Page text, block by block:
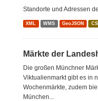
Standorte und Adressen
XML WMS GeoJSON
Märkte der
Die großen Münchner
Viktualienmarkt gibt es in
Wochenmärkte, zudem
München...